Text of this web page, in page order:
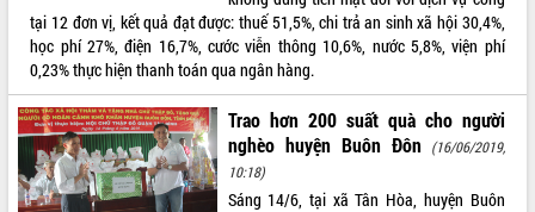
VIDEO
Không có file video nào để phát.
ALBUM ẢNH
tại 12 đơn vị, kết quả đạt được: thuế 51,5%, chi trả an sinh xã hội 30,4%,
học phí 27%, điện 16,7%, cước viễn thông 10,6%, nước 5,8%, viện phí
0,23% thực hiện thanh toán qua ngân hàng.
Trao hơn 200 suất quà cho người
nghèo huyện Buôn Đôn (16/06/2019,
10:18)
Sáng 14/6, tại xã Tân Hòa, huyện Buôn